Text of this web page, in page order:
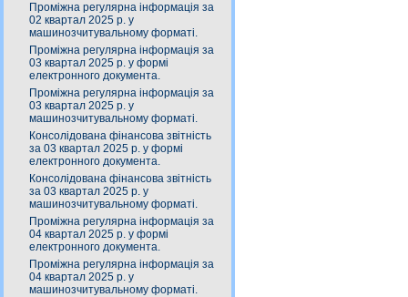
Проміжна регулярна інформація за
02 квартал 2025 р. у
машинозчитувальному форматі.
Проміжна регулярна інформація за
03 квартал 2025 р. у формі
електронного документа.
Проміжна регулярна інформація за
03 квартал 2025 р. у
машинозчитувальному форматі.
Консолідована фінансова звітність
за 03 квартал 2025 р. у формі
електронного документа.
Консолідована фінансова звітність
за 03 квартал 2025 р. у
машинозчитувальному форматі.
Проміжна регулярна інформація за
04 квартал 2025 р. у формі
електронного документа.
Проміжна регулярна інформація за
04 квартал 2025 р. у
машинозчитувальному форматі.